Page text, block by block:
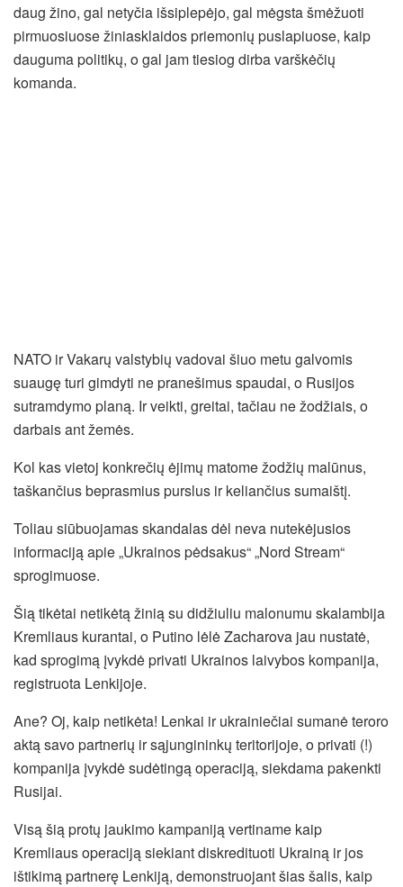
daug žino, gal netyčia išsiplepėjo, gal mėgsta šmėžuoti
pirmuosiuose žiniasklaidos priemonių puslapiuose, kaip
dauguma politikų, o gal jam tiesiog dirba varškėčių
komanda.
NATO ir Vakarų valstybių vadovai šiuo metu galvomis
suaugę turi gimdyti ne pranešimus spaudai, o Rusijos
sutramdymo planą. Ir veikti, greitai, tačiau ne žodžiais, o
darbais ant žemės.
Kol kas vietoj konkrečių ėjimų matome žodžių malūnus,
taškančius beprasmius purslus ir keliančius sumaištį.
Toliau siūbuojamas skandalas dėl neva nutekėjusios
informaciją apie „Ukrainos pėdsakus“ „Nord Stream“
sprogimuose.
Šią tikėtai netikėtą žinią su didžiuliu malonumu skalambija
Kremliaus kurantai, o Putino lėlė Zacharova jau nustatė,
kad sprogimą įvykdė privati Ukrainos laivybos kompanija,
registruota Lenkijoje.
Ane? Oj, kaip netikėta! Lenkai ir ukrainiečiai sumanė teroro
aktą savo partnerių ir sąjungininkų teritorijoje, o privati (!)
kompanija įvykdė sudėtingą operaciją, siekdama pakenkti
Rusijai.
Visą šią protų jaukimo kampaniją vertiname kaip
Kremliaus operaciją siekiant diskredituoti Ukrainą ir jos
ištikimą partnerę Lenkiją, demonstruojant šias šalis, kaip